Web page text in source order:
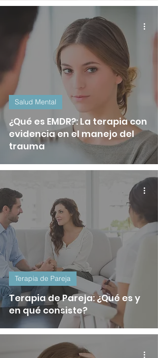
¿Qué es EMDR?: La terapia con
evidencia en el manejo del
trauma
Salud Mental
Terapia de Pareja: ¿Qué es y
en qué consiste?
Terapia de Pareja